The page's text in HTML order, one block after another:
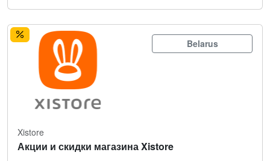
Belarus
Xistore
Акции и скидки магазина Xistore